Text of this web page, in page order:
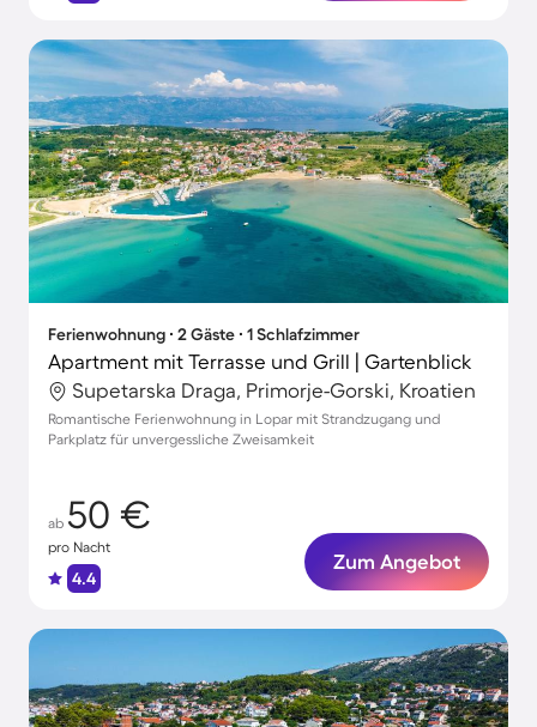
Ferienwohnung ∙ 2 Gäste ∙ 1 Schlafzimmer
Apartment mit Terrasse und Grill | Gartenblick
Supetarska Draga, Primorje-Gorski, Kroatien
Romantische Ferienwohnung in Lopar mit Strandzugang und
Parkplatz für unvergessliche Zweisamkeit
ab 50 €
pro Nacht
4.4
Zum Angebot